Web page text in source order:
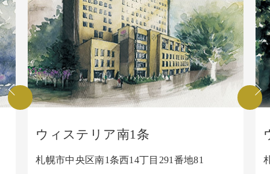
ウィステリア南1条
札幌市中央区南1条西14丁目291番地81